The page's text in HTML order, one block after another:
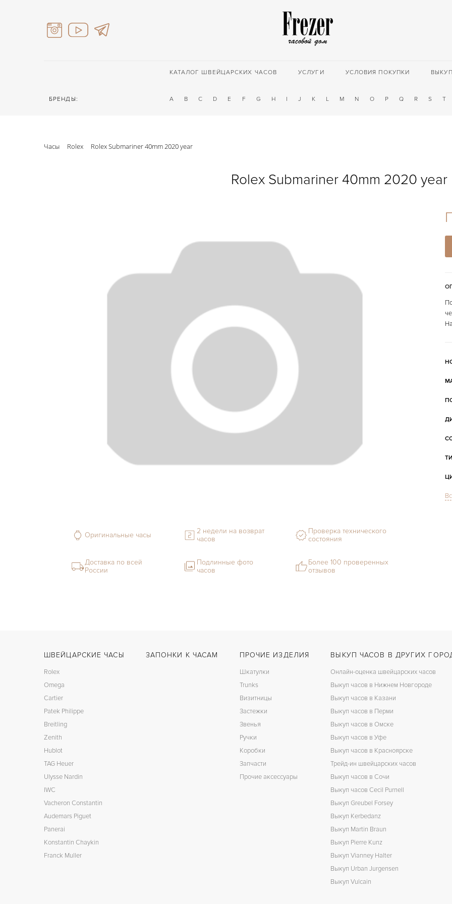
КАТАЛОГ ШВЕЙЦАРСКИХ ЧАСОВ УСЛУГИ УСЛОВИЯ ПОКУПКИ ВЫКУП
БРЕНДЫ: A B C D E F G H I J K L M N O P Q R S T
Часы Rolex Rolex Submariner 40mm 2020 year
Rolex Submariner 40mm 2020 year
Оригинальные часы
2 недели на возврат
часов
Проверка технического
состояния
Доставка по всей
России
Подлинные фото
часов
Более 100 проверенных
отзывов
ШВЕЙЦАРСКИЕ ЧАСЫ
Rolex
Omega
Cartier
Patek Philippe
Breitling
Zenith
Hublot
TAG Heuer
Ulysse Nardin
IWC
Vacheron Constantin
Audemars Piguet
Panerai
Konstantin Chaykin
Franck Muller
ЗАПОНКИ К ЧАСАМ ПРОЧИЕ ИЗДЕЛИЯ
Шкатулки
Trunks
Визитницы
Застежки
Звенья
Ручки
Коробки
Запчасти
Прочие аксессуары
ВЫКУП ЧАСОВ В ДРУГИХ
Онлайн-оценка швейцарских часов
Выкуп часов в Нижнем Новгороде
Выкуп часов в Казани
Выкуп часов в Перми
Выкуп часов в Омске
Выкуп часов в Уфе
Выкуп часов в Красноярске
Трейд-ин швейцарских часов
Выкуп часов в Сочи
Выкуп часов Cecil Purnell
Выкуп Greubel Forsey
Выкуп Kerbedanz
Выкуп Martin Braun
Выкуп Pierre Kunz
Выкуп Vianney Halter
Выкуп Urban Jurgensen
Выкуп Vulcain